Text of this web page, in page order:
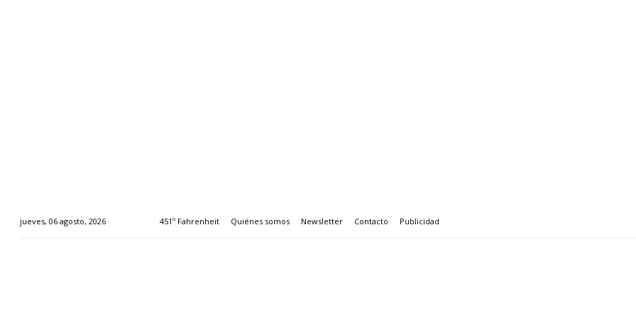
jueves, 06 agosto, 2026 451º Fahrenheit Quiénes somos Newsletter Contacto Publicidad